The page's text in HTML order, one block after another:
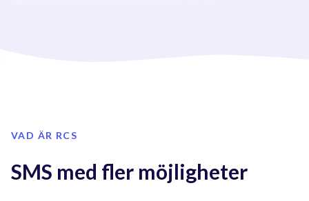
VAD ÄR RCS
SMS med fler möjligheter